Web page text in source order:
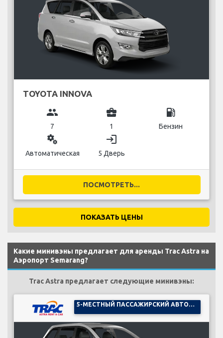
TOYOTA INNOVA
group
7
business_center
1
local_gas_station
Бензин
miscellaneous_services
Автоматическая
login
5 Дверь
ПОСМОТРЕТЬ...
ПОКАЗАТЬ ЦЕНЫ
Какие минивэны предлагает для аренды Trac Astra на
Аэропорт Semarang?
Trac Astra предлагает следующие минивэны: